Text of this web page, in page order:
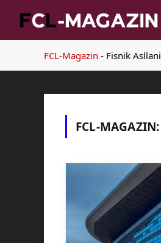
FCL-Magazin - Fisnik Asllani
FCL-MAGAZIN: